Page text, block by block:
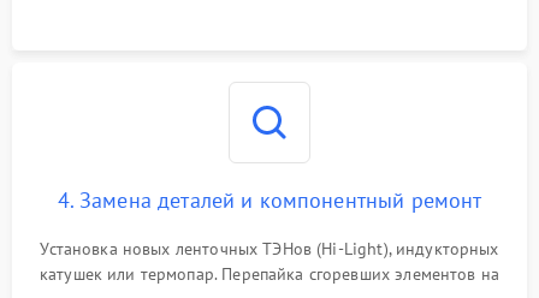
4. Замена деталей и компонентный ремонт
Установка новых ленточных ТЭНов (Hi-Light), индукторных
катушек или термопар. Перепайка сгоревших элементов на